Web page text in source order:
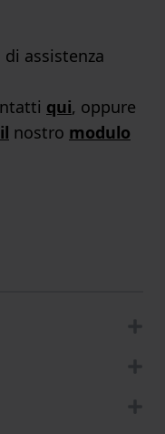
assistenza
qui, oppure
il nostro modulo